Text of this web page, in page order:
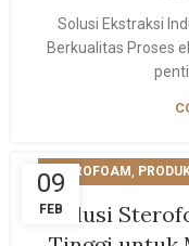
Solusi Ekstraksi
Berkualitas Proses
09
FEB
STEROFOAM,
Solusi